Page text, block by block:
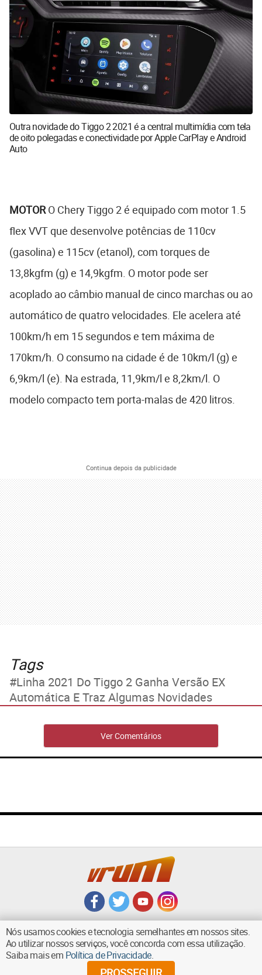
Outra novidade do Tiggo 2 2021 é a central multimídia com tela
de oito polegadas e conectividade por Apple CarPlay e Android
Auto
MOTOR O Chery Tiggo 2 é equipado com motor 1.5
flex VVT que desenvolve potências de 110cv
(gasolina) e 115cv (etanol), com torques de
13,8kgfm (g) e 14,9kgfm. O motor pode ser
acoplado ao câmbio manual de cinco marchas ou ao
automático de quatro velocidades. Ele acelera até
100km/h em 15 segundos e tem máxima de
170km/h. O consumo na cidade é de 10km/l (g) e
6,9km/l (e). Na estrada, 11,9km/l e 8,2km/l. O
modelo compacto tem porta-malas de 420 litros.
Continua depois da publicidade
Tags
Linha 2021 Do Tiggo 2 Ganha Versão EX
Automática E Traz Algumas Novidades
Ver Comentários
VOLTAR AO TOPO
Nós usamos cookies e tecnologia semelhantes em nossos sites.
Ao utilizar nossos serviços, você concorda com essa utilização.
Saiba mais em Política de Privacidade.